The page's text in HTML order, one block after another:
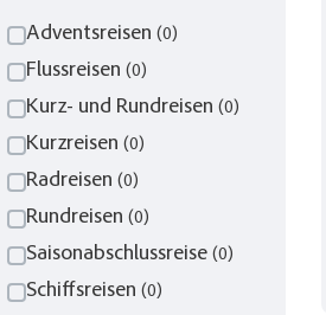
Adventsreisen (0)
Flussreisen (0)
Kurz- und Rundreisen (0)
Kurzreisen (0)
Radreisen (0)
Rundreisen (0)
Saisonabschlussreise (0)
Schiffsreisen (0)